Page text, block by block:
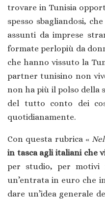
trovare in Tunisia
spesso sbagliandosi,
assunti da imprese
formate perlopiù da
che hanno vissuto la
partner tunisino non
non ha più il polso della
del tutto conto dei
quotidianamente.
Con questa rubrica «
in tasca agli italiani che
per studio, per motivi
un’entrata in euro che
dare un’idea generale